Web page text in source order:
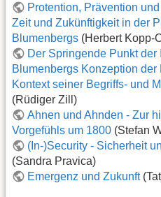
Protention, Prävention
Zeit und Zukünftigkeit in der
Blumenbergs (Herbert Kopp-
Der Springende Punkt
Blumenbergs Konzeption
Kontext seiner Begriffs- und
(Rüdiger Zill)
Ahnen und Ahnden - Zur
Vorgefühls um 1800 (Stefan
(In-)Security - Sicherheit
(Sandra Pravica)
Emergenz und Zukunft